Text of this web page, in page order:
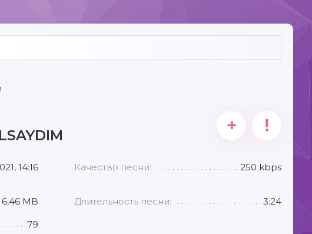
+ !
14:16 Качество песни: 250 kbps
6,46 MB Длительность песни: 3:24
79